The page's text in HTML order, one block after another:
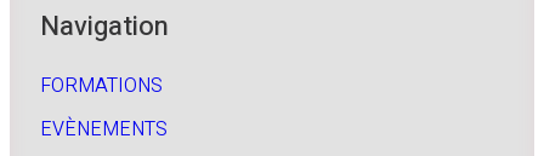
Navigation
FORMATIONS
EVÈNEMENTS